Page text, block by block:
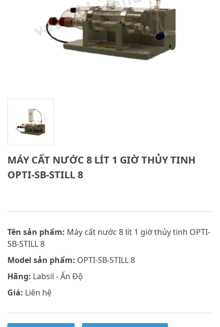
MÁY CẤT NƯỚC 8 LÍT 1 GIỜ THỦY TINH
OPTI-SB-STILL 8
Tên sản phẩm: Máy cất nước 8 lít 1 giờ thủy tinh OPTI-
SB-STILL 8
Model sản phẩm: OPTI-SB-STILL 8
Hãng: Labsil - Ấn Độ
Giá: Liên hệ